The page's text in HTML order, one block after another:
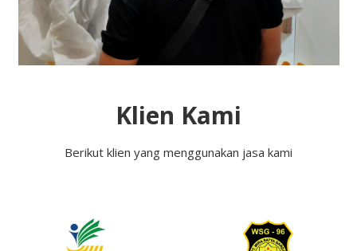
Klien Kami
Berikut klien yang menggunakan jasa kami